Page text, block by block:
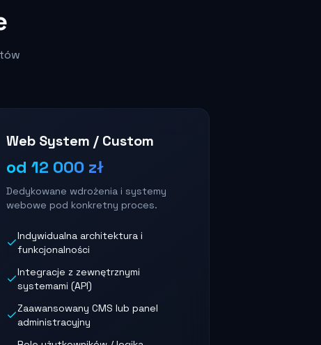
Web System / Custom
od 12 000 zł
Dedykowane wdrożenia i systemy
webowe pod konkretny proces.
Indywidualna architektura i
funkcjonalności
Integracje z zewnętrznymi
systemami (API)
Zaawansowany CMS lub panel
administracyjny